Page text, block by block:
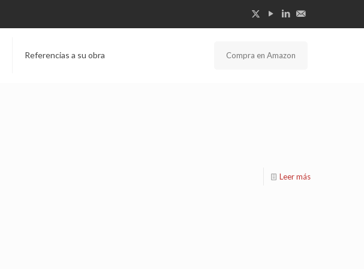
Referencias a su obra Compra en Amazon
Leer más